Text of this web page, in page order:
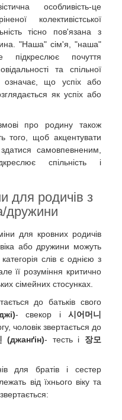
особливість-це
колективістської
тісно пов'язана з
"Наша" сім'я, "наша"
підкреслює почуття
та спільної
означає, що успіх або
як успіх або
про родину також
того, щоб акцентувати
самовпевненим,
спільність і
для родичів з
дружини
для кровних родичів
або дружини можуть
слів є однією з
її розуміння критично
сімейних стосунках.
до батьків свого
- свекор і시어머니
чоловік звертається до
(джанґін)- тесть і 장모
для братів і сестер
від їхнього віку та